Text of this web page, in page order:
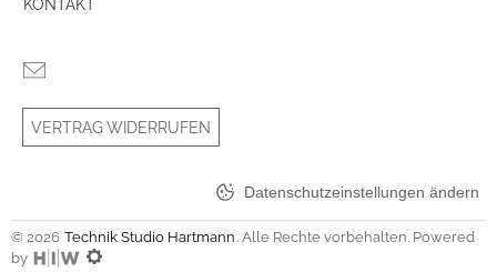
VERTRAG WIDERRUFEN
Datenschutzeinstellungen ändern
© 2026 Technik Studio Hartmann . Alle Rechte vorbehalten. Powered
by